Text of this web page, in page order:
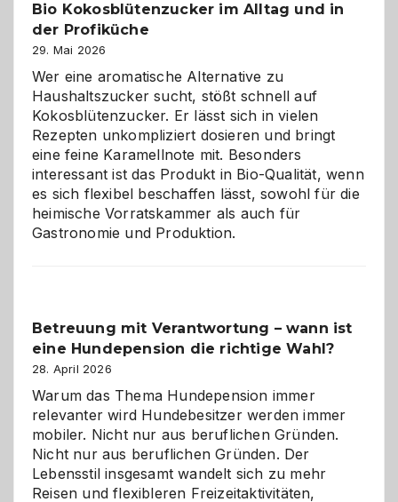
Gefahr
für
Hunde
im
eigenen
Zuhause
Bio Kokosblütenzucker im Alltag und in
der Profiküche
29. Mai 2026
Wer eine aromatische Alternative zu
Haushaltszucker sucht, stößt schnell auf
Kokosblütenzucker. Er lässt sich in vielen
Rezepten unkompliziert dosieren und bringt
eine feine Karamellnote mit. Besonders
interessant ist das Produkt in Bio-Qualität, wenn
es sich flexibel beschaffen lässt, sowohl für die
heimische Vorratskammer als auch für
Gastronomie und Produktion.
Betreuung mit Verantwortung – wann ist
eine Hundepension die richtige Wahl?
28. April 2026
Warum das Thema Hundepension immer
relevanter wird Hundebesitzer werden immer
mobiler. Nicht nur aus beruflichen Gründen.
Nicht nur aus beruflichen Gründen. Der
Lebensstil insgesamt wandelt sich zu mehr
Reisen und flexibleren Freizeitaktivitäten,